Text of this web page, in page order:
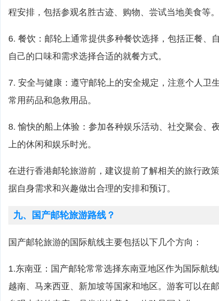
程安排，包括参观名胜古迹、购物、尝试当地美食等。
6. 餐饮：邮轮上通常提供多种餐饮选择，包括正餐、
自己的口味和需求选择合适的就餐方式。
7. 安全与健康：遵守邮轮上的安全规定，注意个人卫
常用药品和急救用品。
8. 愉快的船上体验：参加各种娱乐活动、社交聚会、
上的休闲和娱乐时光。
在进行香港邮轮旅游前，建议提前了解相关的旅行政
据自身需求和兴趣做出合理的安排和预订。
九、国产邮轮旅游路线？
国产邮轮旅游的国际航线主要包括以下几个方向：
1.东南亚：国产邮轮常常选择东南亚地区作为国际航
越南、马来西亚、新加坡等国家和地区。游客可以在